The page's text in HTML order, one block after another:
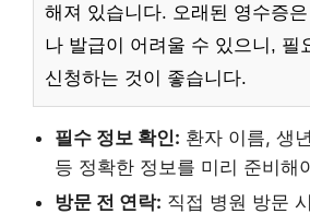
해져 있습니다. 오래된 영수증
나 발급이 어려울 수 있으니, 필
신청하는 것이 좋습니다.
필수 정보 확인: 환자 이름, 생
등 정확한 정보를 미리 준비해
방문 전 연락: 직접 병원 방문